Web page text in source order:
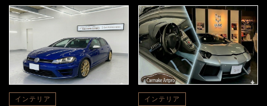
インテリア インテリア